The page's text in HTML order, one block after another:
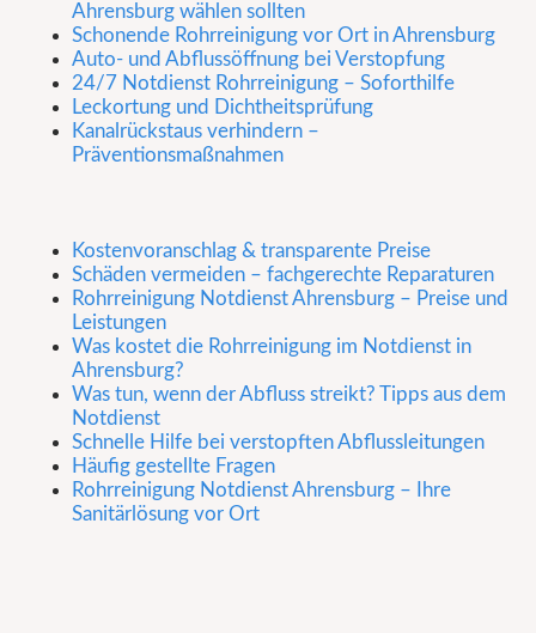
Ahrensburg wählen sollten
Schonende Rohrreinigung vor Ort in Ahrensburg
Auto- und Abflussöffnung bei Verstopfung
24/7 Notdienst Rohrreinigung – Soforthilfe
Leckortung und Dichtheitsprüfung
Kanalrückstaus verhindern –
Präventionsmaßnahmen
Kostenvoranschlag & transparente Preise
Schäden vermeiden – fachgerechte Reparaturen
Rohrreinigung Notdienst Ahrensburg – Preise und
Leistungen
Was kostet die Rohrreinigung im Notdienst in
Ahrensburg?
Was tun, wenn der Abfluss streikt? Tipps aus dem
Notdienst
Schnelle Hilfe bei verstopften Abflussleitungen
Häufig gestellte Fragen
Rohrreinigung Notdienst Ahrensburg – Ihre
Sanitärlösung vor Ort